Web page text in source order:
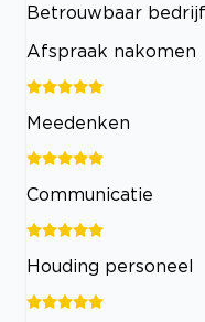
Betrouwbaar
Afspraak nakomen
Meedenken
Communicatie
Houding personeel